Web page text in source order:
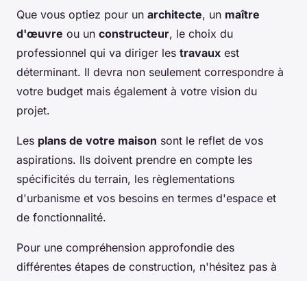
Que vous optiez pour un architecte, un maître
d'œuvre ou un constructeur, le choix du
professionnel qui va diriger les travaux est
déterminant. Il devra non seulement correspondre à
votre budget mais également à votre vision du
projet.
Les plans de votre maison sont le reflet de vos
aspirations. Ils doivent prendre en compte les
spécificités du terrain, les règlementations
d'urbanisme et vos besoins en termes d'espace et
de fonctionnalité.
Pour une compréhension approfondie des
différentes étapes de construction, n'hésitez pas à